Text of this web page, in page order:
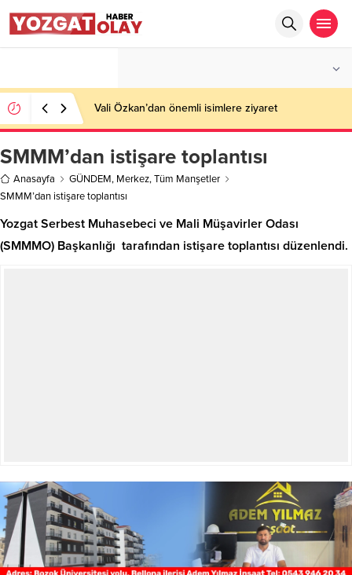
Vali Özkan’dan önemli isimlere ziyaret
SMMM’dan istişare toplantısı
Anasayfa GÜNDEM, Merkez,Tüm Manşetler
SMMM’dan istişare toplantısı
Yozgat Serbest Muhasebeci ve Mali Müşavirler Odası
(SMMMO) Başkanlığı tarafından istişare toplantısı düzenlendi.